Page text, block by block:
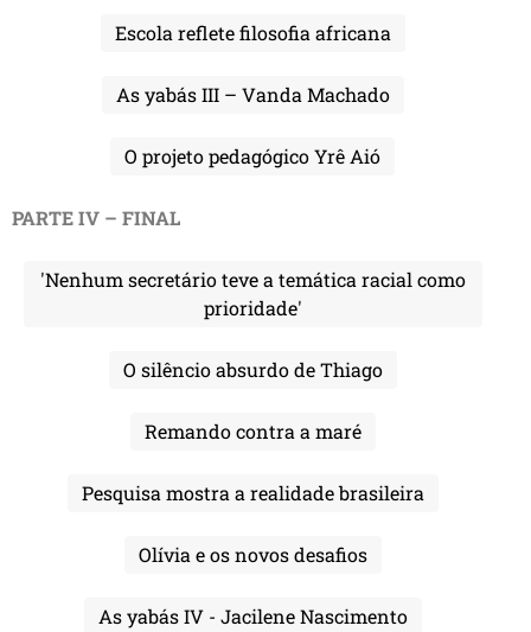
Escola reflete filosofia africana
As yabás III – Vanda Machado
O projeto pedagógico Yrê Aió
PARTE IV – FINAL
'Nenhum secretário teve a temática racial como
prioridade'
O silêncio absurdo de Thiago
Remando contra a maré
Pesquisa mostra a realidade brasileira
Olívia e os novos desafios
As yabás IV - Jacilene Nascimento